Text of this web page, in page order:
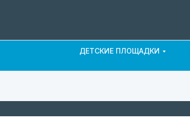
ДЕТСКИЕ ПЛОЩАДКИ